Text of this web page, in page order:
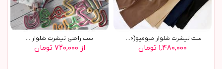
ست تیشرت شلوار میومیو(9800)
۱,۴۸۰,۰۰۰ تومان
ست راحتی تیشرت شلوار ...
از ۷۲۰,۰۰۰ تومان